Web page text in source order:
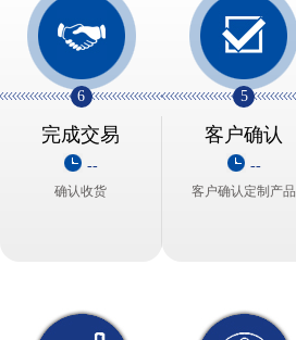
5
客户确认
--
客户确认定制产品
6
完成交易
--
确认收货